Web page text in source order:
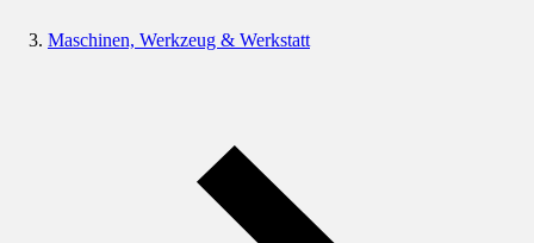
Maschinen, Werkzeug & Werkstatt